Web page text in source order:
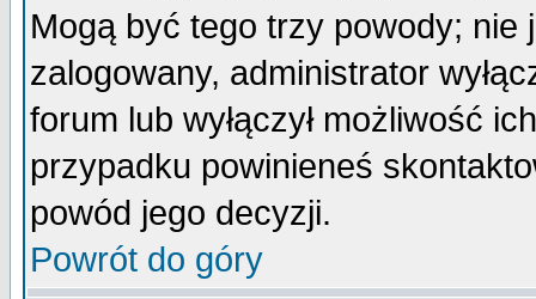
Mogą być tego trzy powody;
zalogowany, administrator
forum lub wyłączył możliwość
przypadku powinieneś
powód jego decyzji.
Powrót do góry